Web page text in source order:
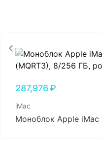
287,976₽
iMac
Моноблок Apple iMac